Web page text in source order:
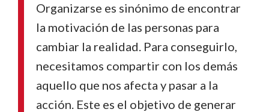
Organizarse es sinónimo de encontrar
la motivación de las personas para
cambiar la realidad. Para conseguirlo,
necesitamos compartir con los demás
aquello que nos afecta y pasar a la
acción. Este es el objetivo de generar